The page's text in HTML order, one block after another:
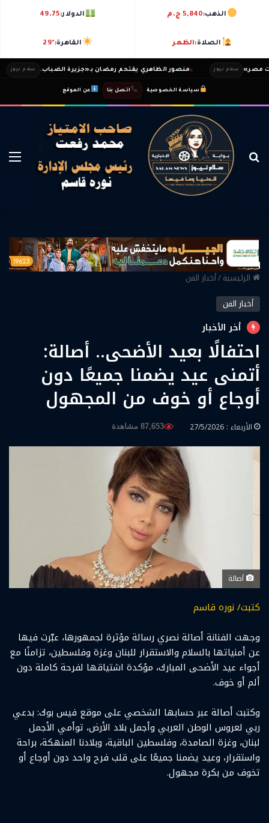
الذهب:5,840 ج.م الدولار:49.75
الصلاة:الظهر القاهرة:29°
سلام نيوز منصور الظاهري يقتحم رمضان بـ«جزيرة الضباب. سلام نيوز
سياسة الخصوصية اتصل بنا عن الموقع
بحث عن
الرئيسية/أخبار الفن
أخبار الفن
أخر الأخبار
احتفالًا بعيد الأضحى.. أصالة:
أتمنى عيد يضمنا جميعًا دون
أوجاع أو خوف من المجهول
الأربعاء : 27/5/2026 87,653 مشاهدة
أصالة
كتبت/ نوره قاسم
وجهت الفنانة أصالة نصري رسالة مؤثرة لجمهورها، عبّرت فيها
عن أمنياتها بالسلام والاستقرار للبنان وغزة وفلسطين، تزامنًا مع
أجواء عيد الأضحى المبارك، مؤكدة اشتياقها لفرحة كاملة دون
ألم أو خوف.
وكتبت أصالة عبر حسابها الشخصي على موقع فيس بوك: بدعي
ربي لعروس الوطن العربي وأجمل بلاد الأرض، توأمي الأجمل
لبنان، وغزة الصامدة، وفلسطين الباقية، وبلادنا المنهكة، براحة
واستقرار، وعيد يضمنا جميعًا على قلب فرح واحد دون أوجاع أو
تخوف من بكرة مجهول.